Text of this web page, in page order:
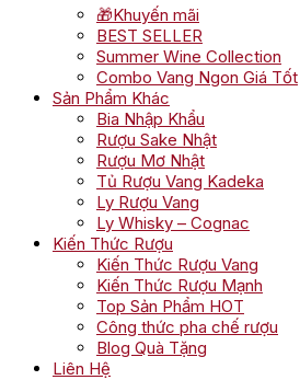
🎁Khuyến mãi
BEST SELLER
Summer Wine Collection
Combo Vang Ngon Giá Tốt
Sản Phẩm Khác
Bia Nhập Khẩu
Rượu Sake Nhật
Rượu Mơ Nhật
Tủ Rượu Vang Kadeka
Ly Rượu Vang
Ly Whisky – Cognac
Kiến Thức Rượu
Kiến Thức Rượu Vang
Kiến Thức Rượu Mạnh
Top Sản Phẩm HOT
Công thức pha chế rượu
Blog Quà Tặng
Liên Hệ